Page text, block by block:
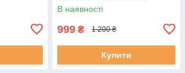
В наявності
999 ₴ 1 200 ₴
Купити